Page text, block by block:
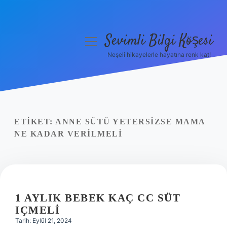
Yasal Uyarı
menüyüSevimli Bilgi Köşesi
Neşeli hikayelerle hayatına renk kat!
ETIKET: ANNE SÜTÜ YETERSIZSE MAMA
NE KADAR VERILMELI
1 AYLIK BEBEK KAÇ CC SÜT
IÇMELI
Tarih: Eylül 21, 2024